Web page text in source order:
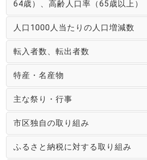
64歳）、高齢人口率（65歳以上）
人口1000人当たりの人口増減数
転入者数、転出者数
特産・名産物
主な祭り・行事
市区独自の取り組み
ふるさと納税に対する取り組み